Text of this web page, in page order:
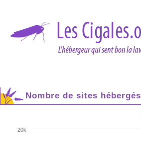
Nombre de sites hébergés
20k